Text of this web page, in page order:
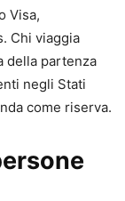
Visa,
Chi viaggia
della partenza
negli Stati
come riserva.